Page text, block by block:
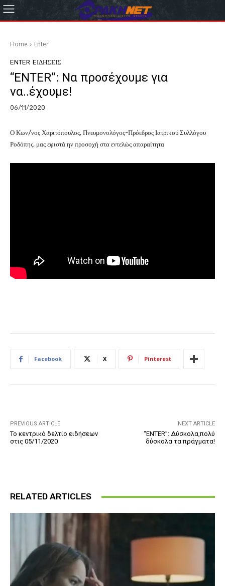
Home Enter
ENTER EΙΔΗΣΕΙΣ
“ENTER”: Να προσέχουμε για
να..έχουμε!
06/11/2020
Ο Κων/νος Χαριτόπουλος, Πνευμονολόγος-Πρόεδρος Ιατρικού Συλλόγου
Ροδόπης, μας εφιστά ην προσοχή στα εντελώς απαραίτητα
Facebook X Pinterest
PREVIOUS ARTICLE
Το κεντρικό δελτίο ειδήσεων
στις 05/11/2020
NEXT ARTICLE
“ENTER”: Δύσκολα,πολύ
δύσκολα τα πράγματα!
RELATED ARTICLES